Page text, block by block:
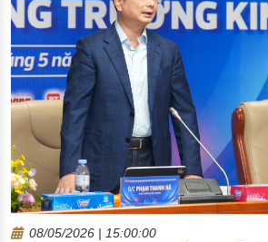
08/05/2026 | 15:00:00